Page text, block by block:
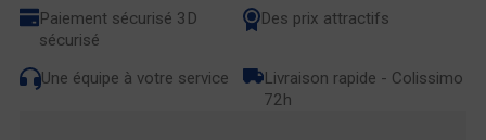
Paiement sécurisé 3D
sécurisé
Des prix attractifs
Une équipe à votre service
Livraison rapide - Colissimo
72h